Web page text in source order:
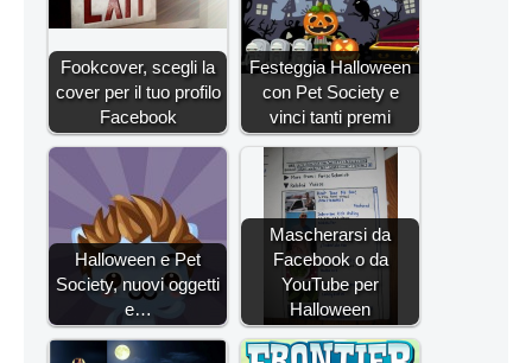
Fookcover, scegli la
cover per il tuo profilo
Facebook
Festeggia Halloween
con Pet Society e
vinci tanti premi
Halloween e Pet
Society, nuovi oggetti
e…
Mascherarsi da
Facebook o da
YouTube per
Halloween